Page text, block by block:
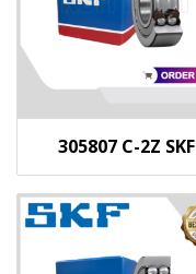
305807 C-2Z SKF